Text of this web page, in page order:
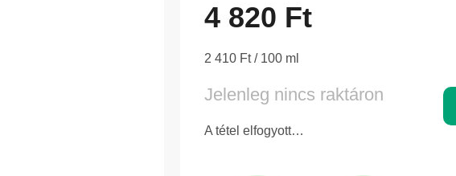
4 820 Ft
Egységár:
2 410 Ft / 100 ml
Jelenleg nincs raktáron
A tétel elfogyott…